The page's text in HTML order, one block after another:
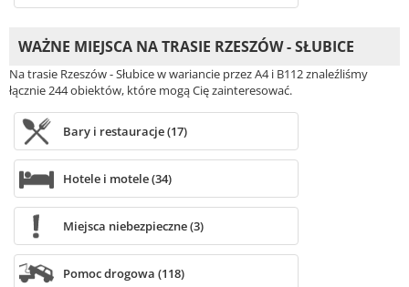
WAŻNE MIEJSCA NA TRASIE RZESZÓW - SŁUBICE
Na trasie Rzeszów - Słubice w wariancie przez A4 i B112 znaleźliśmy
łącznie 244 obiektów, które mogą Cię zainteresować.
Bary i restauracje (17)
Hotele i motele (34)
Miejsca niebezpieczne (3)
Pomoc drogowa (118)